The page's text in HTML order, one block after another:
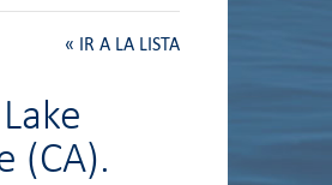
« IR A LA LISTA
(CA).